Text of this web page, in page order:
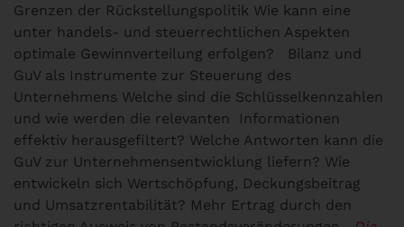
Grenzen der Rückstellungspolitik Wie kann eine
unter handels- und steuerrechtlichen Aspekten
optimale Gewinnverteilung erfolgen?
Bilanz und
GuV als Instrumente zur Steuerung des
Unternehmens Welche sind die Schlüsselkennzahlen
und wie werden die relevanten Informationen
effektiv herausgefiltert? Welche Antworten kann die
GuV zur Unternehmensentwicklung liefern? Wie
entwickeln sich Wertschöpfung, Deckungsbeitrag
und Umsatzrentabilität? Mehr Ertrag durch den